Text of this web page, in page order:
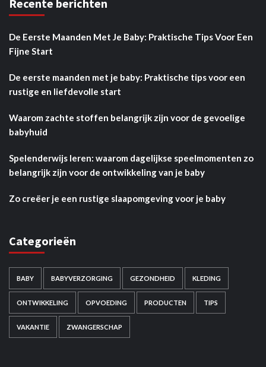
Recente berichten
De Eerste Maanden Met Je Baby: Praktische Tips Voor Een
Fijne Start
De eerste maanden met je baby: Praktische tips voor een
rustige en liefdevolle start
Waarom zachte stoffen belangrijk zijn voor de gevoelige
babyhuid
Spelenderwijs leren: waarom dagelijkse speelmomenten zo
belangrijk zijn voor de ontwikkeling van je baby
Zo creëer je een rustige slaapomgeving voor je baby
Categorieën
BABY BABYVERZORGING GEZONDHEID KLEDING
ONTWIKKELING OPVOEDING PRODUCTEN TIPS
VAKANTIE ZWANGERSCHAP